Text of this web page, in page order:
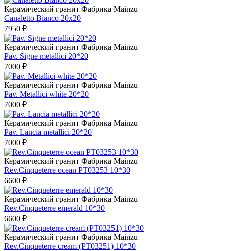
Керамический гранит Фабрикa Mainzu
Canaletto Bianco 20x20
7950 ₽
Керамический гранит Фабрикa Mainzu
Pav. Signe metallici 20*20
7000 ₽
Керамический гранит Фабрикa Mainzu
Pav. Metallici white 20*20
7000 ₽
Керамический гранит Фабрикa Mainzu
Pav. Lancia metallici 20*20
7000 ₽
Керамический гранит Фабрикa Mainzu
Rev.Cinqueterre ocean PT03253 10*30
6600 ₽
Керамический гранит Фабрикa Mainzu
Rev.Cinqueterre emerald 10*30
6600 ₽
Керамический гранит Фабрикa Mainzu
Rev.Cinqueterre cream (PT03251) 10*30